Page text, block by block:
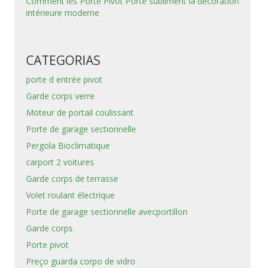
intérieure moderne
CATEGORIAS
porte d entrée pivot
Garde corps verre
Moteur de portail coulissant
Porte de garage sectionnelle
Pergola Bioclimatique
carport 2 voitures
Garde corps de terrasse
Volet roulant électrique
Porte de garage sectionnelle avecportillon
Garde corps
Porte pivot
Preço guarda corpo de vidro